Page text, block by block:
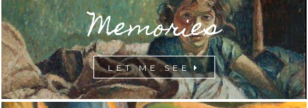
Memories
LET ME SEE